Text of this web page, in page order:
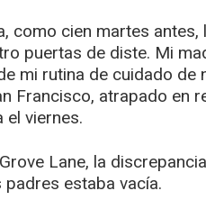
como cien martes
puertas de diste. Mi
mi rutina de cuidado de
Francisco, atrapado en
el viernes.
Lane, la
estaba vacía.